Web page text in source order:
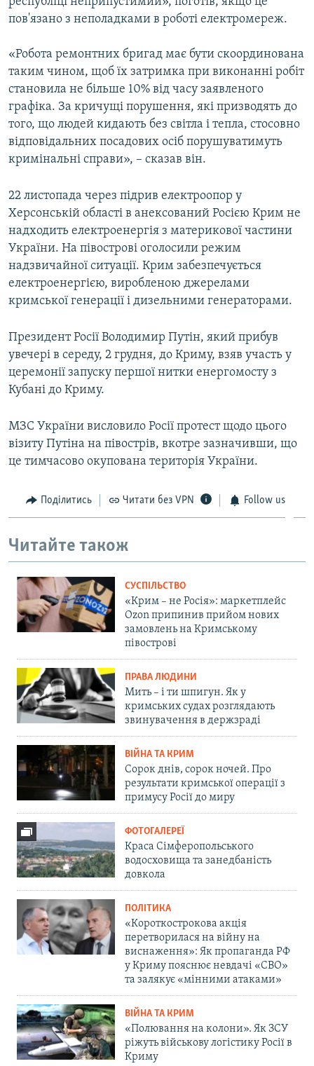
пов'язано з неполадками в роботі електромереж.
«Робота ремонтних бригад має бути скоординована
таким чином, щоб їх затримка при виконанні робіт
становила не більше 10% від часу заявленого
графіка. За кричущі порушення, які призводять до
того, що людей кидають без світла і тепла, стосовно
відповідальних посадових осіб порушуватимуть
кримінальні справи», – сказав він.
22 листопада через підрив електроопор у
Херсонській області в анексований Росією Крим не
надходить електроенергія з материкової частини
України. На півострові оголосили режим
надзвичайної ситуації. Крим забезпечується
електроенергією, виробленою джерелами
кримської генерації і дизельними генераторами.
Президент Росії Володимир Путін, який прибув
увечері в середу, 2 грудня, до Криму, взяв участь у
церемонії запуску першої нитки енергомосту з
Кубані до Криму.
МЗС України висловило Росії протест щодо цього
візиту Путіна на півострів, вкотре зазначивши, що
це тимчасово окупована територія України.
Поділитись Читати без VPN Follow us
Читайте також
СУСПІЛЬСТВО
«Крим – не Росія»: маркетплейс
Ozon припинив прийом нових
замовлень на Кримському
півострові
ПРАВА ЛЮДИНИ
Мить – і ти шпигун. Як у
кримських судах розглядають
звинувачення в держзраді
ВІЙНА ТА КРИМ
Сорок днів, сорок ночей. Про
результати кримської операції з
примусу Росії до миру
ФОТОГАЛЕРЕЇ
Краса Сімферопольського
водосховища та занедбаність
довкола
ПОЛІТИКА
«Короткострокова акція
перетворилася на війну на
виснаження»: Як пропаганда РФ
у Криму пояснює невдачі «СВО»
та залякує «мінними атаками»
ВІЙНА ТА КРИМ
«Полювання на колони». Як ЗСУ
ріжуть військову логістику Росії в
Криму